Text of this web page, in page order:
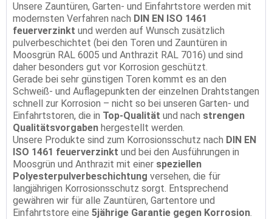
Unsere Zauntüren, Garten- und Einfahrtstore werden mit
modernsten Verfahren nach DIN EN ISO 1461
feuerverzinkt und werden auf Wunsch zusätzlich
pulverbeschichtet (bei den Toren und Zauntüren in
Moosgrün RAL 6005 und Anthrazit RAL 7016) und sind
daher besonders gut vor Korrosion geschützt.
Gerade bei sehr günstigen Toren kommt es an den
Schweiß- und Auflagepunkten der einzelnen Drahtstangen
schnell zur Korrosion – nicht so bei unseren Garten- und
Einfahrtstoren, die in Top-Qualität und nach strengen
Qualitätsvorgaben hergestellt werden.
Unsere Produkte sind zum Korrosionsschutz nach DIN EN
ISO 1461 feuerverzinkt und bei den Ausführungen in
Moosgrün und Anthrazit mit einer speziellen
Polyesterpulverbeschichtung versehen, die für
langjährigen Korrosionsschutz sorgt. Entsprechend
gewähren wir für alle Zauntüren, Gartentore und
Einfahrtstore eine 5jährige Garantie gegen Korrosion.